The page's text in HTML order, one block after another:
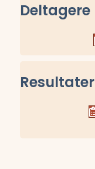
Deltagere
Resultater